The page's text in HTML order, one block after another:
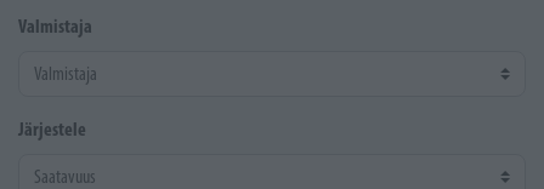
Valmistaja
Järjestele